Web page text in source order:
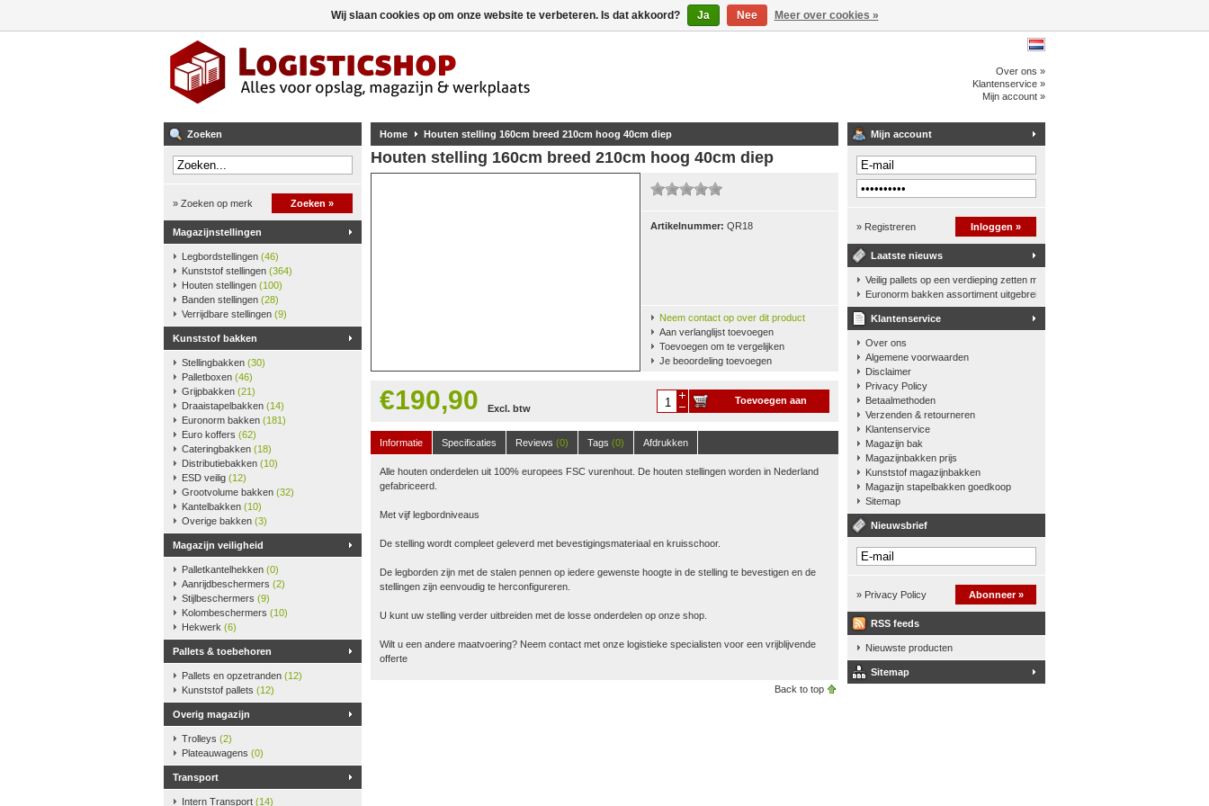
Over ons »
Klantenservice »
Mijn account »
Zoeken
» Zoeken op merk Zoeken »
Magazijnstellingen
Legbordstellingen (46)
Kunststof stellingen (364)
Houten stellingen (100)
Banden stellingen (28)
Verrijdbare stellingen (9)
Kunststof bakken
Stellingbakken (30)
Palletboxen (46)
Grijpbakken (21)
Draaistapelbakken (14)
Euronorm bakken (181)
Euro koffers (62)
Cateringbakken (18)
Distributiebakken (10)
ESD veilig (12)
Grootvolume bakken (32)
Kantelbakken (10)
Overige bakken (3)
Magazijn veiligheid
Palletkantelhekken (0)
Aanrijdbeschermers (2)
Stijlbeschermers (9)
Kolombeschermers (10)
Hekwerk (6)
Pallets & toebehoren
Pallets en opzetranden (12)
Kunststof pallets (12)
Overig magazijn
Trolleys (2)
Plateauwagens (0)
Transport
Intern Transport (14)
Home Houten stelling 160cm breed 210cm hoog 40cm diep
Houten stelling 160cm breed 210cm hoog 40cm diep
Artikelnummer: QR18
Neem contact op over dit product
Aan verlanglijst toevoegen
Toevoegen om te vergelijken
Je beoordeling toevoegen
€190,90 Excl. btw
Toevoegen aan
Informatie
Specificaties Reviews (0) Tags (0) Afdrukken
Alle houten onderdelen uit 100% europees FSC vurenhout. De houten stellingen worden in Nederland
gefabriceerd.
Met vijf legbordniveaus
De stelling wordt compleet geleverd met bevestigingsmateriaal en kruisschoor.
De legborden zijn met de stalen pennen op iedere gewenste hoogte in de stelling te bevestigen en de
stellingen zijn eenvoudig te herconfigureren.
U kunt uw stelling verder uitbreiden met de losse onderdelen op onze shop.
Wilt u een andere maatvoering? Neem contact met onze logistieke specialisten voor een vrijblijvende
offerte
Back to top
Mijn account
» Registreren Inloggen »
Laatste nieuws
Veilig pallets op een verdieping zetten met een palletkantelhek
Euronorm bakken assortiment uitgebreid
Klantenservice
Over ons
Algemene voorwaarden
Disclaimer
Privacy Policy
Betaalmethoden
Verzenden & retourneren
Klantenservice
Magazijn bak
Magazijnbakken prijs
Kunststof magazijnbakken
Magazijn stapelbakken goedkoop
Sitemap
Nieuwsbrief
» Privacy Policy Abonneer »
RSS feeds
Nieuwste producten
Sitemap
Wij slaan cookies op om onze website te verbeteren. Is dat akkoord? Ja Nee Meer over cookies »